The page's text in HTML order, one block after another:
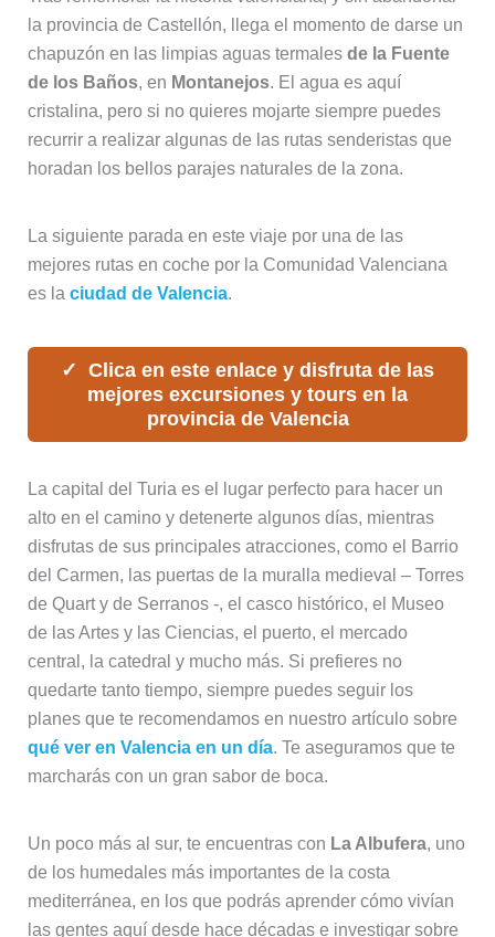
la provincia de Castellón, llega el momento de darse un
chapuzón en las limpias aguas termales de la Fuente
de los Baños, en Montanejos. El agua es aquí
cristalina, pero si no quieres mojarte siempre puedes
recurrir a realizar algunas de las rutas senderistas que
horadan los bellos parajes naturales de la zona.
La siguiente parada en este viaje por una de las
mejores rutas en coche por la Comunidad Valenciana
es la ciudad de Valencia.
Clica en este enlace y disfruta de las
mejores excursiones y tours en la
provincia de Valencia
La capital del Turia es el lugar perfecto para hacer un
alto en el camino y detenerte algunos días, mientras
disfrutas de sus principales atracciones, como el Barrio
del Carmen, las puertas de la muralla medieval – Torres
de Quart y de Serranos -, el casco histórico, el Museo
de las Artes y las Ciencias, el puerto, el mercado
central, la catedral y mucho más. Si prefieres no
quedarte tanto tiempo, siempre puedes seguir los
planes que te recomendamos en nuestro artículo sobre
qué ver en Valencia en un día. Te aseguramos que te
marcharás con un gran sabor de boca.
Un poco más al sur, te encuentras con La Albufera, uno
de los humedales más importantes de la costa
mediterránea, en los que podrás aprender cómo vivían
las gentes aquí desde hace décadas e investigar sobre